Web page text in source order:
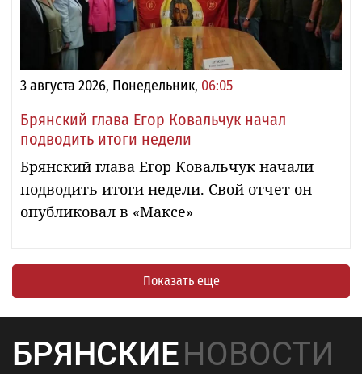
3 августа 2026, Понедельник, 06:05
Брянский глава Егор Ковальчук начал
подводить итоги недели
Брянский глава Егор Ковальчук начали
подводить итоги недели. Свой отчет он
опубликовал в «Максе»
Показать еще
БРЯНСКИЕНОВОСТИ